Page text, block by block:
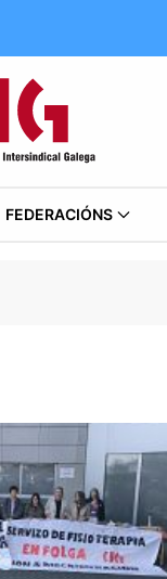
FEDERACIÓNS